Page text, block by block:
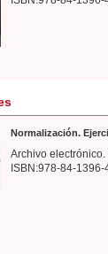
Normalización.
Archivo
ISBN:978-84-1396-